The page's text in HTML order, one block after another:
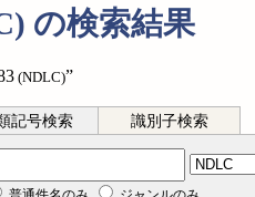
の検索結果
(NDLC)”
記号検索 識別子検索